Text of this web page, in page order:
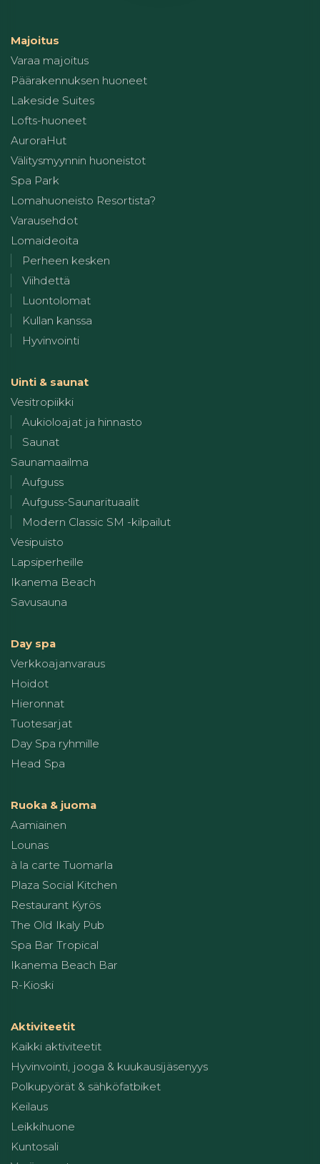
Majoitus
Varaa majoitus
Päärakennuksen huoneet
Lakeside Suites
Lofts-huoneet
AuroraHut
Välitysmyynnin huoneistot
Spa Park
Lomahuoneisto Resortista?
Varausehdot
Lomaideoita
Perheen kesken
Viihdettä
Luontolomat
Kullan kanssa
Hyvinvointi
Uinti & saunat
Vesitropiikki
Aukioloajat ja hinnasto
Saunat
Saunamaailma
Aufguss
Aufguss-Saunarituaalit
Modern Classic SM -kilpailut
Vesipuisto
Lapsiperheille
Ikanema Beach
Savusauna
Day spa
Verkkoajanvaraus
Hoidot
Hieronnat
Tuotesarjat
Day Spa ryhmille
Head Spa
Ruoka & juoma
Aamiainen
Lounas
à la carte Tuomarla
Plaza Social Kitchen
Restaurant Kyrös
The Old Ikaly Pub
Spa Bar Tropical
Ikanema Beach Bar
R-Kioski
Aktiviteetit
Kaikki aktiviteetit
Hyvinvointi, jooga & kuukausijäsenyys
Polkupyörät & sähköfatbiket
Keilaus
Leikkihuone
Kuntosali